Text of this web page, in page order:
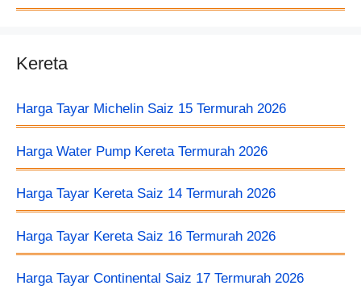
Kereta
Harga Tayar Michelin Saiz 15 Termurah 2026
Harga Water Pump Kereta Termurah 2026
Harga Tayar Kereta Saiz 14 Termurah 2026
Harga Tayar Kereta Saiz 16 Termurah 2026
Harga Tayar Continental Saiz 17 Termurah 2026